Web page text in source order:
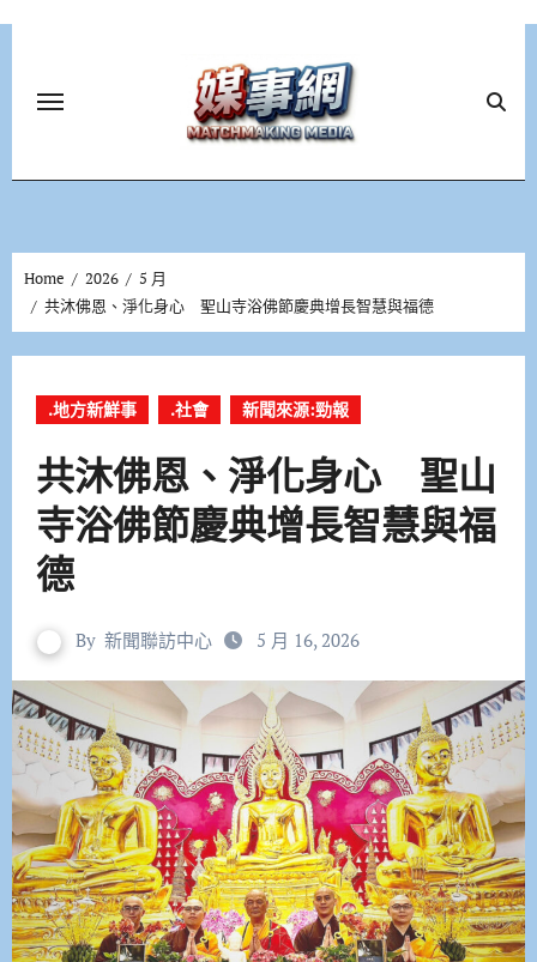
Home 2026
5 月
共沐佛恩、淨化身心 聖山寺浴佛節慶典增長智慧與福德
.地方新鮮事 .社會 新聞來源:勁報
共沐佛恩、淨化身心 聖山
寺浴佛節慶典增長智慧與福
德
By 新聞聯訪中心 5 月 16, 2026